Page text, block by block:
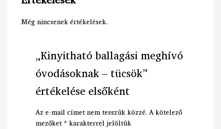
Még nincsenek értékelések.
„Kinyitható ballagási meghívó
óvodásoknak – tücsök”
értékelése elsőként
Az e-mail címet nem tesszük közzé. A kötelező
mezőket * karakterrel jelöltük